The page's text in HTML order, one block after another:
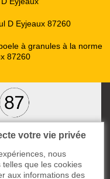
D Eyjeaux 87260
à granules à la norme
87260
votre vie privée
nous
que les cookies
aux informations des